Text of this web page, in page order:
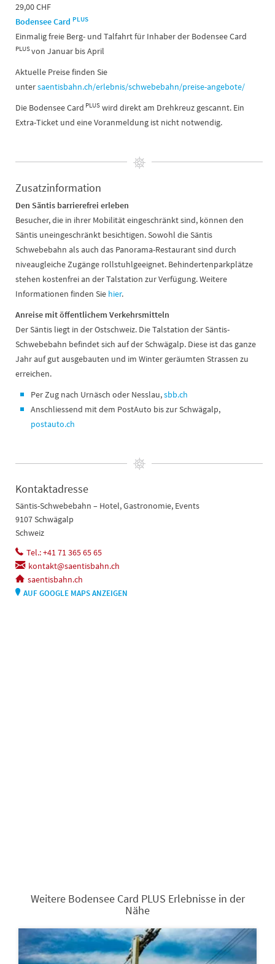
29,00 CHF
Bodensee Card PLUS
Einmalig freie Berg- und Talfahrt für Inhaber der Bodensee Card
PLUSvon Januar bis April
Aktuelle Preise finden Sie
untersaentisbahn.ch/erlebnis/schwebebahn/preise-angebote/
Die Bodensee Card PLUS wird direkt am Drehkreuz gescannt. Ein
Extra-Ticket und eine Voranmeldung ist nicht notwendig.
Zusatzinformation
Den Säntis barrierefrei erleben
Besucher, die in ihrer Mobilität eingeschränkt sind, können den
Säntis uneingeschränkt besichtigen. Sowohl die Säntis
Schwebebahn als auch das Panorama-Restaurant sind durch
niveaugleiche Zugänge rollstuhlgeeignet. Behindertenparkplätze
stehen kostenfrei an der Talstation zur Verfügung. Weitere
Informationen finden Sie hier.
Anreise mit öffentlichem Verkehrsmitteln
Der Säntis liegt in der Ostschweiz. Die Talstation der Säntis-
Schwebebahn befindet sich auf der Schwägalp. Diese ist das ganze
Jahr auf gut ausgebauten und im Winter geräumten Strassen zu
erreichen.
Per Zug nach Urnäsch oder Nesslau,sbb.ch
Anschliessend mit dem PostAuto bis zur Schwägalp,
postauto.ch
Kontaktadresse
Säntis-Schwebebahn – Hotel, Gastronomie, Events
9107 Schwägalp
Schweiz
Tel.: +41 71 365 65 65
kontakt@saentisbahn.ch
saentisbahn.ch
AUF GOOGLE MAPS ANZEIGEN
Weitere Bodensee Card PLUS Erlebnisse in der
Nähe